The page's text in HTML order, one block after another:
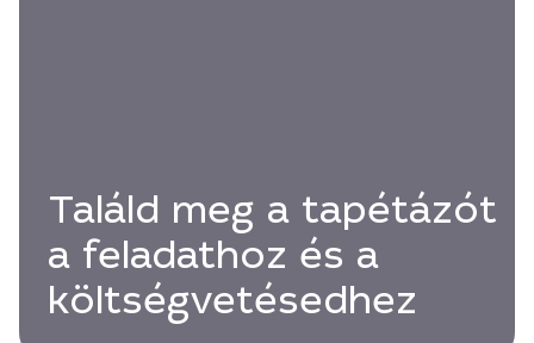
Találd meg a tapétázót
a feladathoz és a
költségvetésedhez